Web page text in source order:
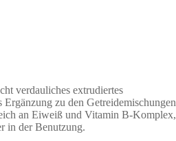
verdauliches extrudiertes
zu den Getreidemischungen
an Eiweiß und Vitamin B-Komplex,
in der Benutzung.